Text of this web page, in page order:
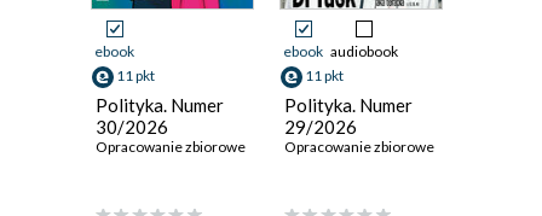
ebook
11 pkt
Polityka. Numer
30/2026
Opracowanie zbiorowe
ebook audiobook
11 pkt
Polityka. Numer
29/2026
Opracowanie zbiorowe